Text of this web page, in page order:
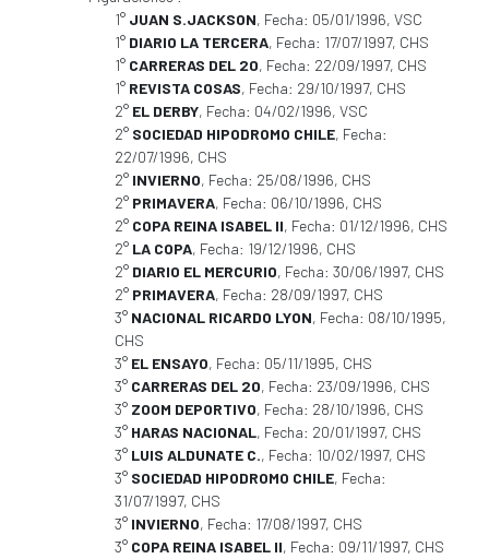
1° JUAN S.JACKSON, Fecha: 05/01/1996, VSC
1° DIARIO LA TERCERA, Fecha: 17/07/1997, CHS
1° CARRERAS DEL 20, Fecha: 22/09/1997, CHS
1° REVISTA COSAS, Fecha: 29/10/1997, CHS
2° EL DERBY, Fecha: 04/02/1996, VSC
2° SOCIEDAD HIPODROMO CHILE, Fecha:
22/07/1996, CHS
2° INVIERNO, Fecha: 25/08/1996, CHS
2° PRIMAVERA, Fecha: 06/10/1996, CHS
2° COPA REINA ISABEL II, Fecha: 01/12/1996, CHS
2° LA COPA, Fecha: 19/12/1996, CHS
2° DIARIO EL MERCURIO, Fecha: 30/06/1997, CHS
2° PRIMAVERA, Fecha: 28/09/1997, CHS
3° NACIONAL RICARDO LYON, Fecha: 08/10/1995,
CHS
3° EL ENSAYO, Fecha: 05/11/1995, CHS
3° CARRERAS DEL 20, Fecha: 23/09/1996, CHS
3° ZOOM DEPORTIVO, Fecha: 28/10/1996, CHS
3° HARAS NACIONAL, Fecha: 20/01/1997, CHS
3° LUIS ALDUNATE C., Fecha: 10/02/1997, CHS
3° SOCIEDAD HIPODROMO CHILE, Fecha:
31/07/1997, CHS
3° INVIERNO, Fecha: 17/08/1997, CHS
3° COPA REINA ISABEL II, Fecha: 09/11/1997, CHS